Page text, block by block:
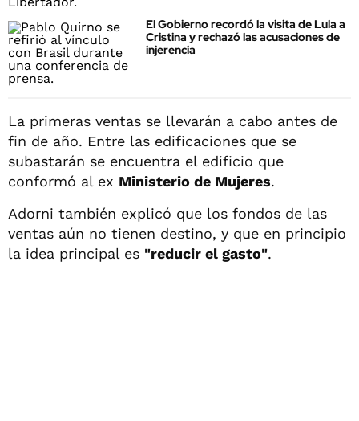
El Gobierno recordó la visita de Lula a
Cristina y rechazó las acusaciones de
injerencia
La primeras ventas se llevarán a cabo antes de
fin de año. Entre las edificaciones que se
subastarán se encuentra el edificio que
conformó al ex Ministerio de Mujeres.
Adorni también explicó que los fondos de las
ventas aún no tienen destino, y que en principio
la idea principal es "reducir el gasto".